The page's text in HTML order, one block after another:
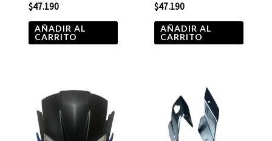
$47.190
AÑADIR AL
CARRITO
$47.190
AÑADIR AL
CARRITO